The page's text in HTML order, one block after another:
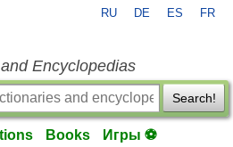
RU DE ES FR
Encyclopedias
Search!
Books Игры ⚽